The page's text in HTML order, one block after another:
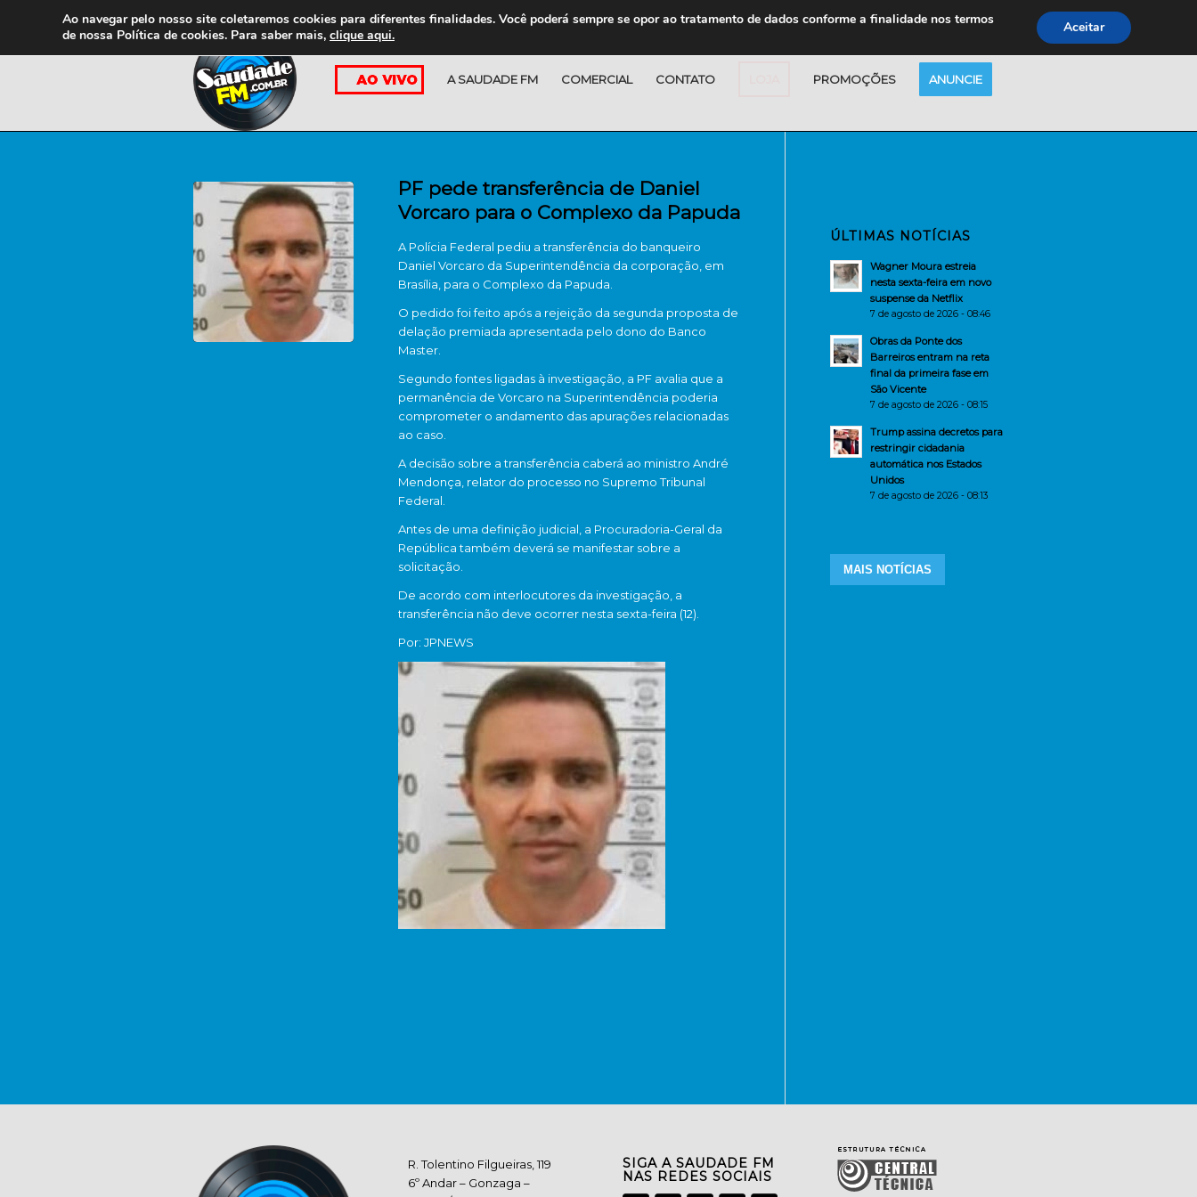
A SAUDADE FM COMERCIAL CONTATO PROMOÇÕES ANUNCIE
PF pede transferência de Daniel
Vorcaro para o Complexo da Papuda
A Polícia Federal pediu a transferência do banqueiro
Daniel Vorcaro da Superintendência da corporação, em
Brasília, para o Complexo da Papuda.
O pedido foi feito após a rejeição da segunda proposta de
delação premiada apresentada pelo dono do Banco
Master.
Segundo fontes ligadas à investigação, a PF avalia que a
permanência de Vorcaro na Superintendência poderia
comprometer o andamento das apurações relacionadas
ao caso.
A decisão sobre a transferência caberá ao ministro André
Mendonça , relator do processo no Supremo Tribunal
Federal
Antes de uma definição judicial, a Procuradoria-Geral da
Repúblicatambém deverá se manifestar sobre a
solicitação.
De acordo com interlocutores da investigação, a
transferência não deve ocorrer nesta sexta-feira (12).
Por: JPNEWS
ÚLTIMAS NOTÍCIAS
Wagner Moura estreia
nesta sexta-feira em novo
suspense da Netflix
7 de agosto de 2026 - 08:46
Obras da Ponte dos
Barreiros entram na reta
final da primeira fase em
São Vicente
7 de agosto de 2026 - 08:15
Trump assina decretos para
restringir cidadania
automática nos Estados
Unidos
7 de agosto de 2026 - 08:13
MAIS NOTÍCIAS
R. Tolentino Filgueiras, 119
6º Andar – Gonzaga –
SIGA A SAUDADE FM
NAS REDES SOCIAIS
Ao navegar pelo nosso site coletaremos cookies para diferentes finalidades. Você poderá sempre se opor ao tratamento de dados conforme a finalidade nos termos
de nossa Política de cookies. Para saber mais, clique aqui. Aceitar